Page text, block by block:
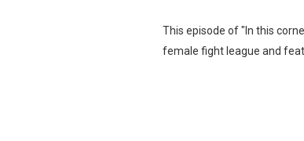
This episode of "In this
female fight league and